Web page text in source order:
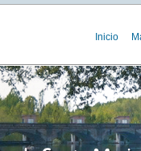
Inicio